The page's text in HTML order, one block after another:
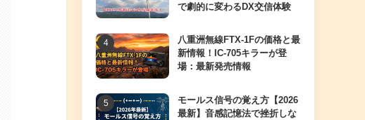
で劇的に変わるDX交信体験
八重洲無線FTX-1Fの価格と最
新情報！IC-705キラーが登
場：最新発売情報
モールス信号の覚え方【2026
最新】音感記憶法で挫折しな